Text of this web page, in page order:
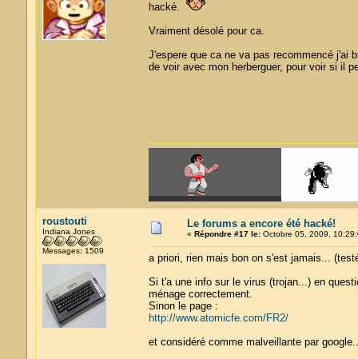
hacké.
Vraiment désolé pour ca.
J'espere que ca ne va pas recommencé
de voir avec mon herberguer, pour voir si il
roustouti
Indiana Jones
Messages: 1509
Le forums a encore été hacké!
« Répondre #17 le:Octobre 05, 2009,
a priori, rien mais bon on s'est jamais...
Si t'a une info sur le virus (trojan...) en
ménage correctement.
Sinon le page :
http://www.atomicfe.com/FR2/
et considéré comme malveillante par